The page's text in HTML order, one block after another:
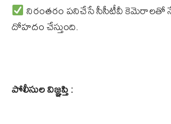
నిరంతరం పనిచేసే సీసీటీవీ కెమెరాలతో
దోహదం చేస్తుంది.
పోలీసుల విజ్ఞప్తి :